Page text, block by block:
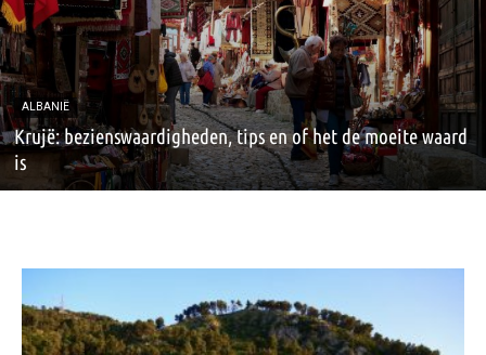
ALBANIË
Krujë: bezienswaardigheden, tips en of het de moeite waard
is